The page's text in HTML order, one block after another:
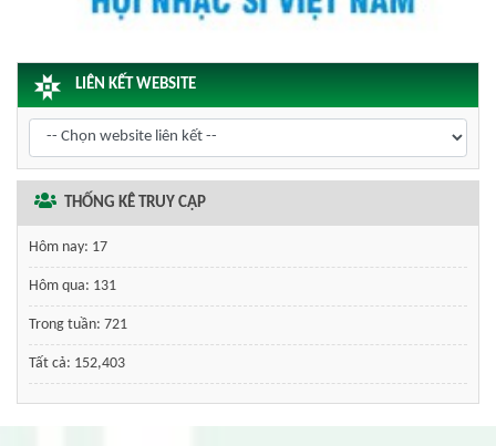
LIÊN KẾT WEBSITE
THỐNG KÊ TRUY CẬP
Hôm nay: 17
Hôm qua: 131
Trong tuần: 721
Tất cả: 152,403